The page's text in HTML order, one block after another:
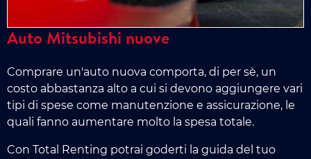
Auto Mitsubishi nuove
Comprare un'auto nuova comporta, di per sè, un
costo abbastanza alto a cui si devono aggiungere vari
tipi di spese come manutenzione e assicurazione, le
quali fanno aumentare molto la spesa totale.
Con Total Renting potrai goderti la guida del tuo